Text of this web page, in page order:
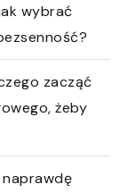
wybrać
zacząć
żeby